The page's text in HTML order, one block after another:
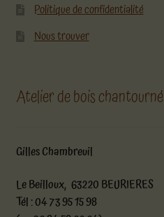
Politique de confidentialité
Nous trouver
Atelier de bois chantourné
Gilles Chambreuil
Le Beilloux, 63220 BEURIERES
Tél : 04 73 95 15 98